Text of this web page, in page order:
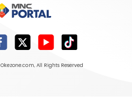
Okezone.com, All Rights Reserved